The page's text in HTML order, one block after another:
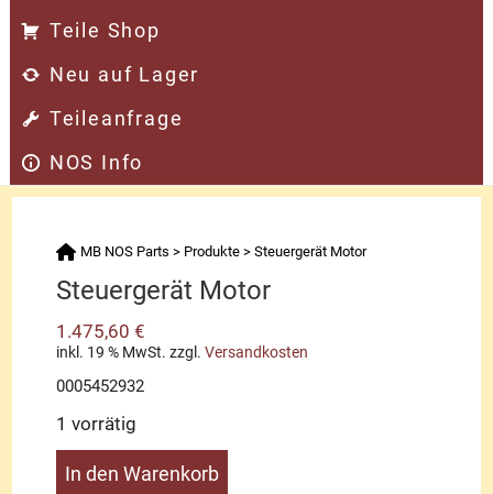
Teile Shop
Neu auf Lager
Teileanfrage
NOS Info
MB NOS Parts > Produkte >Steuergerät Motor
Steuergerät Motor
1.475,60€
inkl. 19 % MwSt. zzgl.Versandkosten
0005452932
1 vorrätig
Steuergerät
In den Warenkorb